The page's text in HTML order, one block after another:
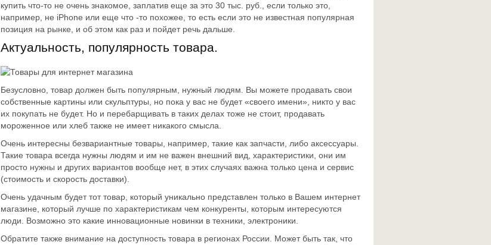
купить что-то не очень знакомое, заплатив еще за это 30 тыс. руб., если только это,
например, не iPhone или еще что -то похожее, то есть если это не известная популярная
позиция на рынке, и об этом как раз и пойдет речь дальше.
Актуальность, популярность товара.
Безусловно, товар должен быть популярным, нужный людям. Вы можете продавать свои
собственные картины или скульптуры, но пока у вас не будет «своего имени», никто у вас
их покупать не будет. Но и перебарщивать в таких делах тоже не стоит, продавать
мороженное или хлеб также не имеет никакого смысла.
Очень интересны безвариантные товары, например, такие как запчасти, либо аксессуары.
Такие товара всегда нужны людям и им не важен внешний вид, характеристики, они им
просто нужны и других вариантов вообще нет, в этих случаях важна только цена и сервис
(стоимость и скорость доставки).
Очень удачным будет тот товар, который уникально представлен только в Вашем интернет
магазине, который лучше по характеристикам чем конкуренты, которым интересуются
люди. Возможно это какие инновационные новинки в техники, электроники.
Обратите также внимание на доступность товара в регионах России. Может быть так, что